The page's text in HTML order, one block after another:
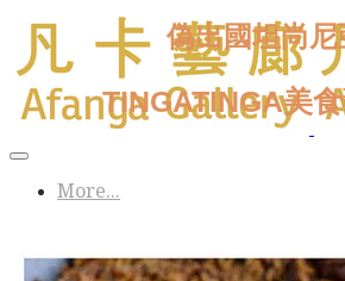
More...
偽出國坦尚尼
TINGATINGA美